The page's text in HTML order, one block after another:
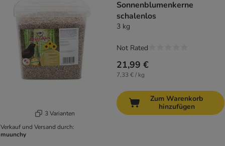
3 Varianten
Verkauf und Versand durch:
muunchy
Sonnenblumenkerne
schalenlos
3 kg
21,99 €
7,33 € / kg
Not Rated
Zum Warenkorb
hinzufügen